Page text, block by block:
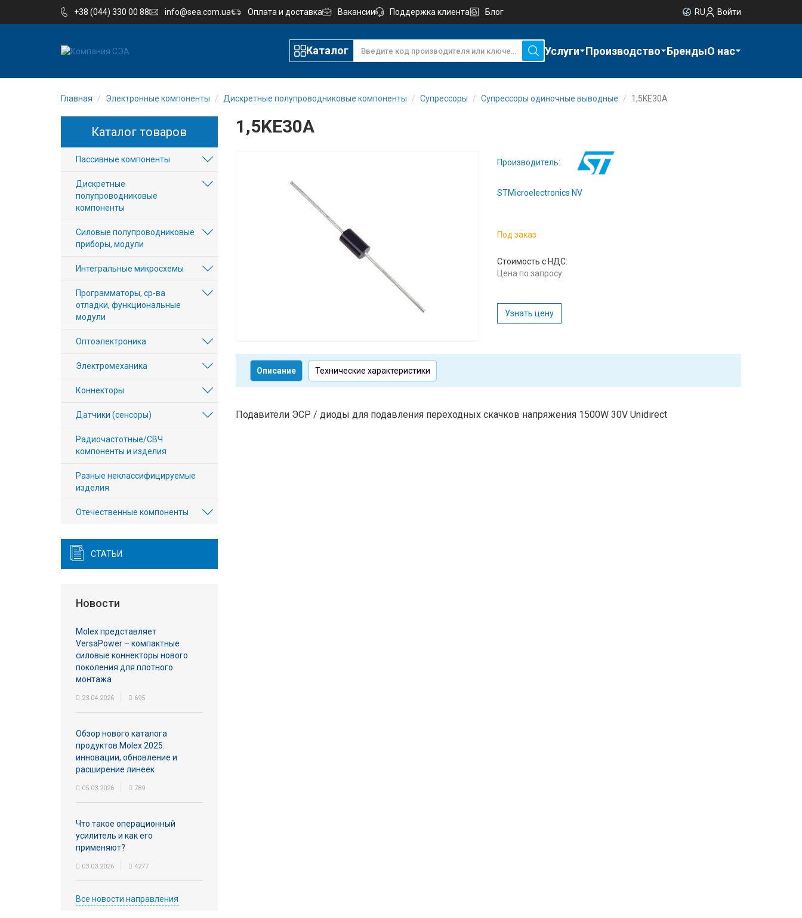
+38 (044) 330 00 88 info@sea.com.ua Оплата и доставка Вакансии Поддержка клиента Блог RU Войти
Каталог Услуги Производство БрендыО нас
Компания
Производство
Услуги
Вакансии
авторизация
Доставка
поддержка
Главная Электронные компоненты Дискретные полупроводниковые компоненты Супрессоры Супрессоры одиночные выводные 1,5KE30A
1,5KE30A
Производитель:
STMicroelectronics NV
Под заказ
Стоимость с НДС:
Цена по запросу
Узнать цену
Описание Технические характеристики
Подавители ЭСР / диоды для подавления переходных скачков напряжения 1500W 30V Unidirect
Каталог товаров
Пассивные компоненты
Дискретные
полупроводниковые
компоненты
Силовые полупроводниковые
приборы, модули
Интегральные микросхемы
Программаторы, ср-ва
отладки, функциональные
модули
Оптоэлектроника
Электромеханика
Коннекторы
Датчики (сенсоры)
Радиочастотные/СВЧ
компоненты и изделия
Разные неклассифицируемые
изделия
Отечественные компоненты
СТАТЬИ
Новости
Molex представляет
VersaPower – компактные
силовые коннекторы нового
поколения для плотного
монтажа
23.04.2026 695
Обзор нового каталога
продуктов Molex 2025:
инновации, обновление и
расширение линеек
05.03.2026 789
Что такое операционный
усилитель и как его
применяют?
03.03.2026 4277
Все новости направления